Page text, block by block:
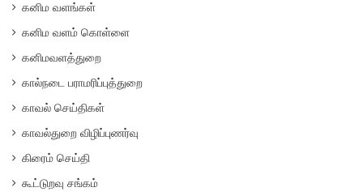
கனிம வளங்கள்
கனிம வளம் கொள்ளை
கனிமவளத்துறை
கால்நடை பராமரிப்புத்துறை
காவல் செய்திகள்
காவல்துறை விழிப்புணர்வு
கிரைம் செய்தி
கூட்டுறவு சங்கம்